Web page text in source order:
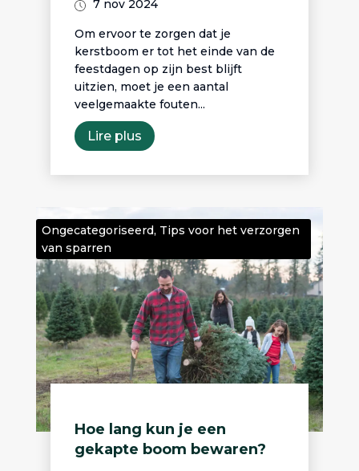
7 nov 2024
Om ervoor te zorgen dat je
kerstboom er tot het einde van de
feestdagen op zijn best blijft
uitzien, moet je een aantal
veelgemaakte fouten...
Lire plus
Ongecategoriseerd, Tips voor het verzorgen
van sparren
Hoe lang kun je een
gekapte boom bewaren?